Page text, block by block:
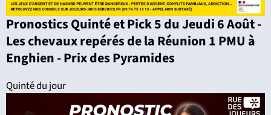
Pronostics Quinté et Pick 5 du Jeudi 6 Août -
Les chevaux repérés de la Réunion 1 PMU à
Enghien - Prix des Pyramides
Quinté du jour